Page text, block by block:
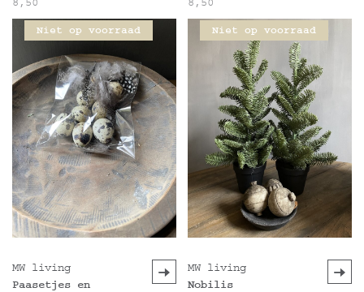
8,50 8,50
Niet op voorraad
MW living
Paasetjes en
Niet op voorraad
MW living
Nobilis